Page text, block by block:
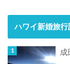
ハワイ新婚旅